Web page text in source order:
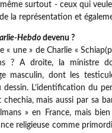
surtout - ceux qui
de la représentation et
Hebdo devenu ?
« une » de Charlie «
? A droite, la ministre
masculin, dont les
dessin. L’identification du
chechia, mais aussi par sa
» en France, mais
religieuse comme